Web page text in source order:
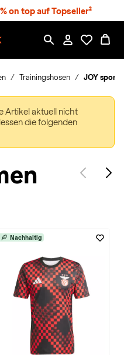
on top auf Topseller²
Trainingshosen JOY
Artikel aktuell nicht
die folgenden
Nachhaltig